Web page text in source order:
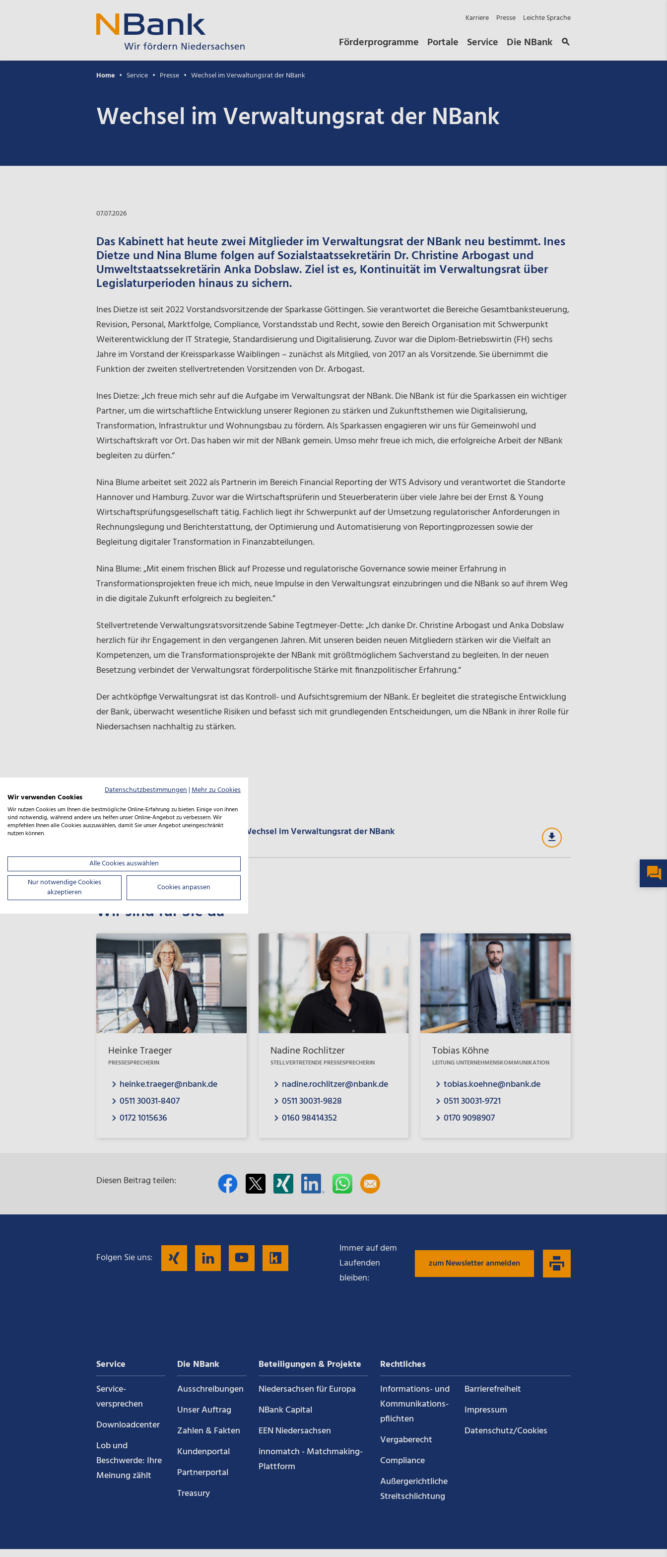
Karriere Presse Leichte Sprache
Förderprogramme Portale Service Die NBank
Home Service Presse Wechsel im Verwaltungsrat der NBank
Wechsel im Verwaltungsrat der NBank
07.07.2026
Das Kabinett hat heute zwei Mitglieder im Verwaltungsrat der NBank neu bestimmt. Ines
Dietze und Nina Blume folgen auf Sozialstaatssekretärin Dr. Christine Arbogast und
Umweltstaatssekretärin Anka Dobslaw. Ziel ist es, Kontinuität im Verwaltungsrat über
Legislaturperioden hinaus zu sichern.
Ines Dietze ist seit 2022 Vorstandsvorsitzende der Sparkasse Göttingen. Sie verantwortet die Bereiche Gesamtbanksteuerung,
Revision, Personal, Marktfolge, Compliance, Vorstandsstab und Recht, sowie den Bereich Organisation mit Schwerpunkt
Weiterentwicklung der IT Strategie, Standardisierung und Digitalisierung. Zuvor war die Diplom-Betriebswirtin (FH) sechs
Jahre im Vorstand der Kreissparkasse Waiblingen – zunächst als Mitglied, von 2017 an als Vorsitzende. Sie übernimmt die
Funktion der zweiten stellvertretenden Vorsitzenden von Dr. Arbogast.
Ines Dietze: „Ich freue mich sehr auf die Aufgabe im Verwaltungsrat der NBank. Die NBank ist für die Sparkassen ein wichtiger
Partner, um die wirtschaftliche Entwicklung unserer Regionen zu stärken und Zukunftsthemen wie Digitalisierung,
Transformation, Infrastruktur und Wohnungsbau zu fördern. Als Sparkassen engagieren wir uns für Gemeinwohl und
Wirtschaftskraft vor Ort. Das haben wir mit der NBank gemein. Umso mehr freue ich mich, die erfolgreiche Arbeit der NBank
begleiten zu dürfen.“
Nina Blume arbeitet seit 2022 als Partnerin im Bereich Financial Reporting der WTS Advisory und verantwortet die Standorte
Hannover und Hamburg. Zuvor war die Wirtschaftsprüferin und Steuerberaterin über viele Jahre bei der Ernst & Young
Wirtschaftsprüfungsgesellschaft tätig. Fachlich liegt ihr Schwerpunkt auf der Umsetzung regulatorischer Anforderungen in
Rechnungslegung und Berichterstattung, der Optimierung und Automatisierung von Reportingprozessen sowie der
Begleitung digitaler Transformation in Finanzabteilungen.
Nina Blume: „Mit einem frischen Blick auf Prozesse und regulatorische Governance sowie meiner Erfahrung in
Transformationsprojekten freue ich mich, neue Impulse in den Verwaltungsrat einzubringen und die NBank so auf ihrem Weg
in die digitale Zukunft erfolgreich zu begleiten.”
Stellvertretende Verwaltungsratsvorsitzende Sabine Tegtmeyer-Dette: „Ich danke Dr. Christine Arbogast und Anka Dobslaw
herzlich für ihr Engagement in den vergangenen Jahren. Mit unseren beiden neuen Mitgliedern stärken wir die Vielfalt an
Kompetenzen, um die Transformationsprojekte der NBank mit größtmöglichem Sachverstand zu begleiten. In der neuen
Besetzung verbindet der Verwaltungsrat förderpolitische Stärke mit finanzpolitischer Erfahrung.“
Der achtköpfige Verwaltungsrat ist das Kontroll- und Aufsichtsgremium der NBank. Er begleitet die strategische Entwicklung
der Bank, überwacht wesentliche Risiken und befasst sich mit grundlegenden Entscheidungen, um die NBank in ihrer Rolle für
Niedersachsen nachhaltig zu stärken.
Downloads
PRESSEINFORMATIONEN
Presseinformation vom 07.07.2026: Wechsel im Verwaltungsrat der NBank
Wir sind für Sie da
Heinke Traeger
PRESSESPRECHERIN
heinke.traeger@nbank.de
0511 30031-8407
0172 1015636
Nadine Rochlitzer
STELLVERTRETENDE PRESSESPRECHERIN
nadine.rochlitzer@nbank.de
0511 30031-9828
0160 98414352
Tobias Köhne
LEITUNG UNTERNEHMENSKOMMUNIKATION
tobias.koehne@nbank.de
0511 30031-9721
0170 9098907
Diesen Beitrag teilen:
Folgen Sie uns:
Folgen
auf
Xing
Folgen
LinkedIn
Folgen
auf
YouTube
Folgen
auf
Kununu
Immer auf dem
Laufenden
bleiben:
zum Newsletter anmelden
Service
Service­
versprechen
Downloadcenter
Lob und
Beschwerde: Ihre
Meinung zählt
Die NBank
Ausschreibungen
Unser Auftrag
Zahlen & Fakten
Kundenportal
Partnerportal
Treasury
Beteiligungen & Projekte
Niedersachsen für Europa
NBank Capital
EEN Niedersachsen
innomatch - Matchmaking-
Plattform
Rechtliches
Informations- und
Kommunikations­
pflichten
Vergaberecht
Compliance
Außergerichtliche
Streitschlichtung
Barrierefreiheit
Impressum
Datenschutz/Cookies
Datenschutzbestimmungen|Mehr zu Cookies
Wir verwenden Cookies
Wir nutzen Cookies um Ihnen die bestmögliche Online-Erfahrung zu bieten. Einige von ihnen
sind notwendig, während andere uns helfen unser Online-Angebot zu verbessern. Wir
empfehlen Ihnen alle Cookies auszuwählen, damit Sie unser Angebot uneingeschränkt
nutzen können.
Alle Cookies auswählen
Nur notwendige Cookies
akzeptieren
Cookies anpassen